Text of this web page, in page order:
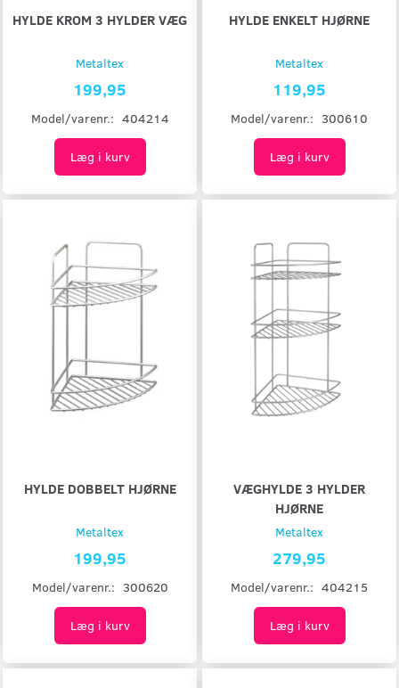
HYLDE KROM 3 HYLDER VÆG
Metaltex
199,95
Model/varenr.: 404214
Læg i kurv
HYLDE ENKELT HJØRNE
Metaltex
119,95
Model/varenr.: 300610
Læg i kurv
HYLDE DOBBELT HJØRNE
Metaltex
199,95
Model/varenr.: 300620
Læg i kurv
VÆGHYLDE 3 HYLDER
HJØRNE
Metaltex
279,95
Model/varenr.: 404215
Læg i kurv